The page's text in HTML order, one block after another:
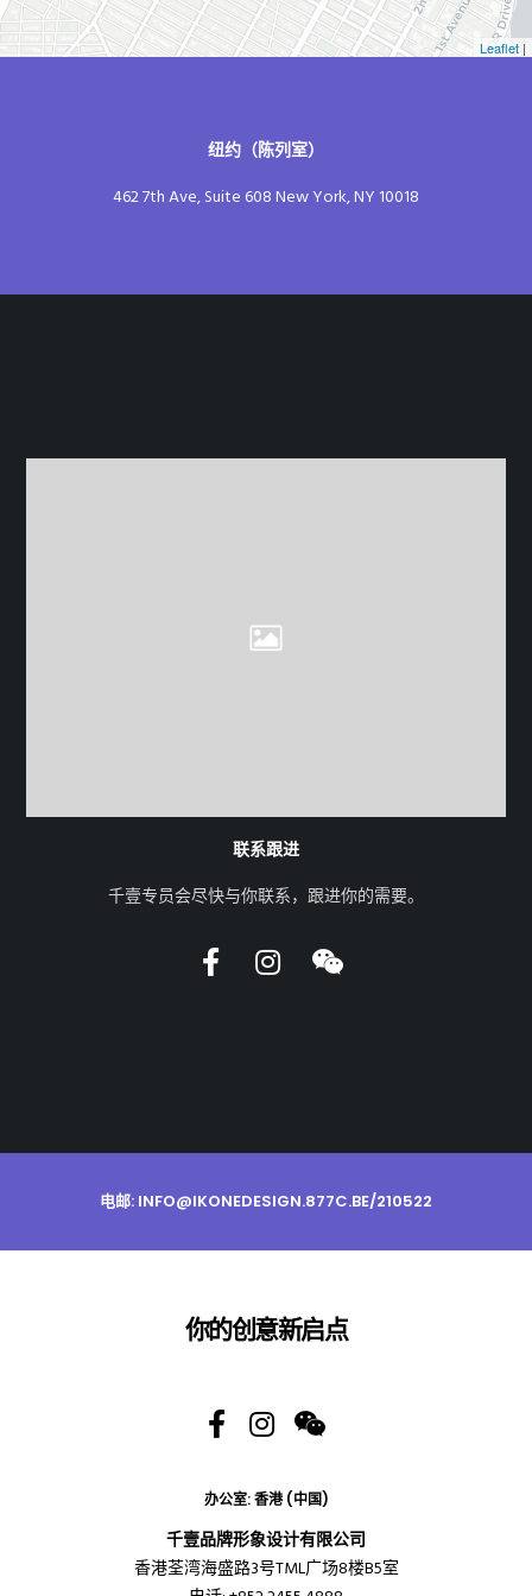
Leaflet |
纽约（陈列室）
462 7th Ave, Suite 608 New York, NY 10018
联系跟进
千壹专员会尽快与你联系，跟进你的需要。
电邮: INFO@IKONEDESIGN.877C.BE/210522
你的创意新启点
办公室: 香港 (中国)
千壹品牌形象设计有限公司
香港荃湾海盛路3号TML广场8楼B5室